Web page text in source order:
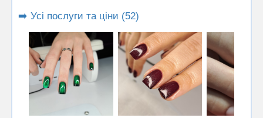
➡️ Усі послуги та ціни (52)